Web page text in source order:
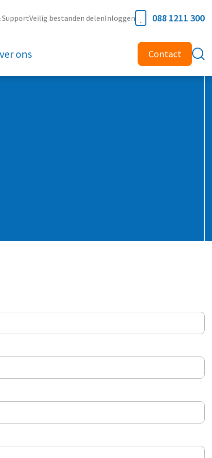
SupportVeilig bestanden delenInloggen 088 1211 300
ons Contact